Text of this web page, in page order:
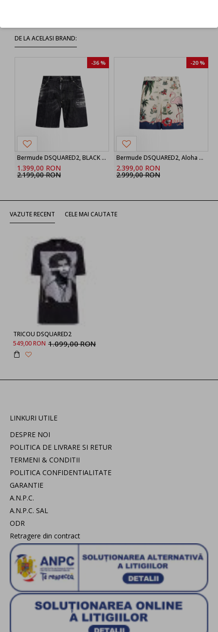
DE LA ACELASI BRAND:
-36 %
Bermude DSQUARED2, BLACK ‘Marine’ denim shorts
1.399,00 RON
2.199,00 RON
-20 %
Bermude DSQUARED2, Aloha Souvenir Boxer Shorts
2.399,00 RON
2.999,00 RON
VAZUTE RECENT CELE MAI CAUTATE
TRICOU DSQUARED2
549,00 RON 1.099,00 RON
LINKURI UTILE
DESPRE NOI
POLITICA DE LIVRARE SI RETUR
TERMENI & CONDITII
POLITICA CONFIDENTIALITATE
GARANTIE
A.N.P.C.
A.N.P.C. SAL
ODR
Retragere din contract